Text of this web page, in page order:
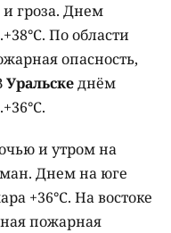
гроза. Днем
По области
опасность,
Уральскеднём
и утром на
Днем на юге
+36°C. На востоке
пожарная